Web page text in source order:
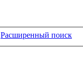
Расширенный поиск